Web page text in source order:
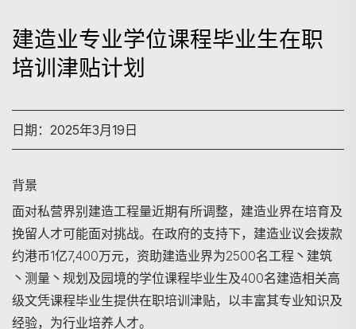
建造业专业学位课程毕业生在职
培训津贴计划
日期：2025年3月19日
背景
面对私营界别建造工程量近期有所调整，建造业界在培育及
挽留人才可能面对挑战。在政府的支持下，建造业议会拨款
约港币1亿7,400万元，资助建造业界为2500名工程丶建筑
丶测量丶规划及园境的学位课程毕业生及400名建造相关高
级文凭课程毕业生提供在职培训津贴，以丰富其专业知识及
经验，为行业培养人才。